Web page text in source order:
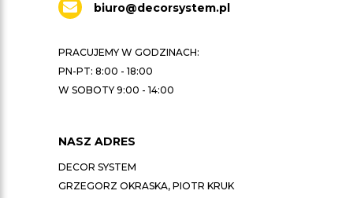
biuro@decorsystem.pl
PRACUJEMY W GODZINACH:
PN-PT: 8:00 - 18:00
W SOBOTY 9:00 - 14:00
NASZ ADRES
DECOR SYSTEM
GRZEGORZ OKRASKA, PIOTR KRUK